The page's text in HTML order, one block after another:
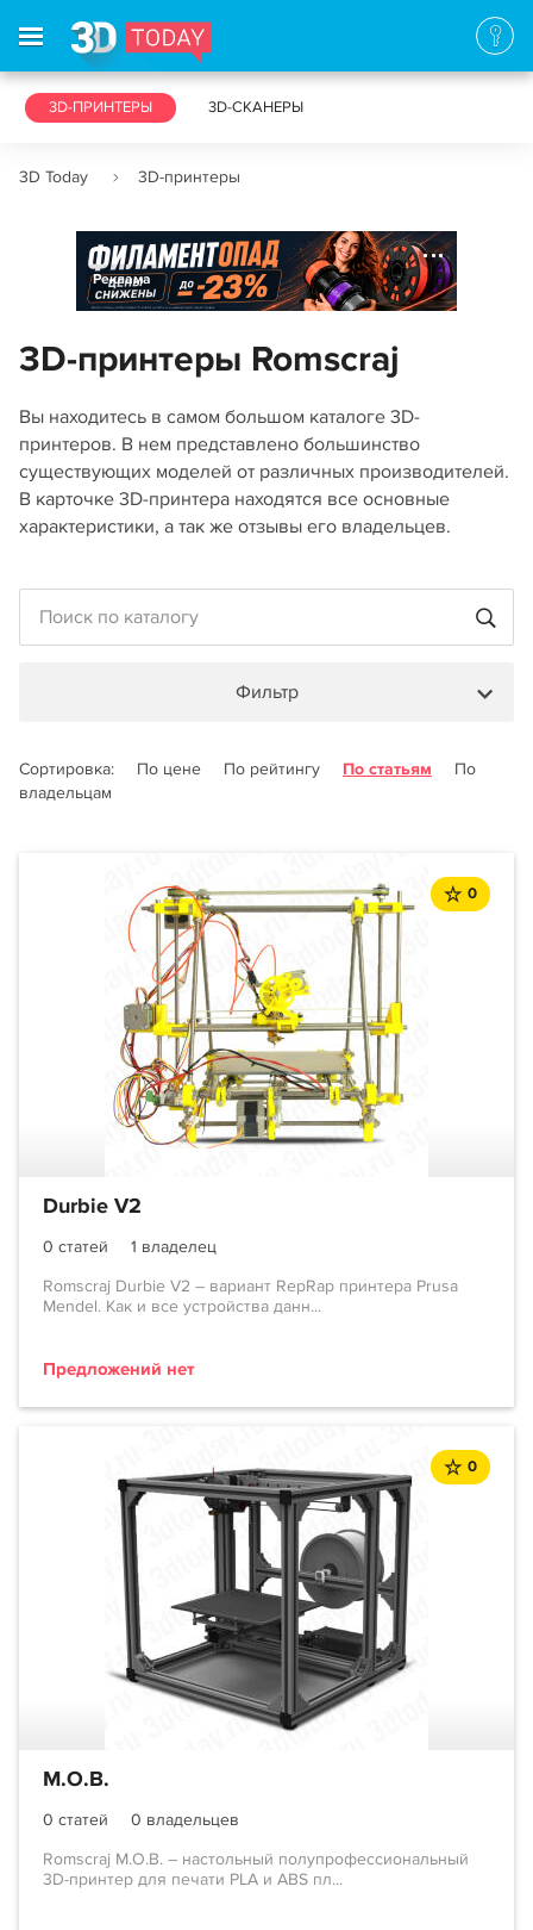
3D-ПРИНТЕРЫ 3D-СКАНЕРЫ
3D Today 3D-принтеры
Реклама
3D-принтеры Romscraj
Вы находитесь в самом большом каталоге 3D-
принтеров. В нем представлено большинство
существующих моделей от различных производителей.
В карточке 3D-принтера находятся все основные
характеристики, а так же отзывы его владельцев.
Фильтр
Сортировка: По цене По рейтингу По статьям
По
владельцам
0
Durbie V2
0 статей
1 владелец
Romscraj Durbie V2 – вариант RepRap принтера Prusa
Mendel. Как и все устройства данн...
Предложений нет
0
M.O.B.
0 статей
0 владельцев
Romscraj M.O.B. – настольный полупрофессиональный
3D-принтер для печати PLA и ABS пл...